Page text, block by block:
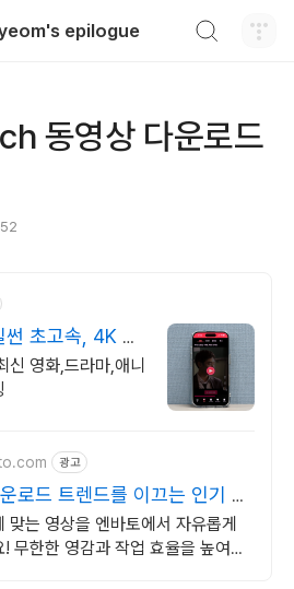
epilogue
동영상 다운로드
초고속, 4K 실
영화,드라마,애니
광고
로드 트렌드를 이끄는 인기 콘
맞는 영상을 엔바토에서 자유롭게
무한한 영감과 작업 효율을 높여주